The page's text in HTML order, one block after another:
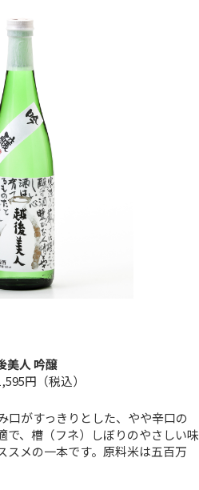
美人 吟醸
円（税込）
口がすっきりとした、やや辛口の
で、槽（フネ）しぼりのやさしい味
スメの一本です。原料米は五百万